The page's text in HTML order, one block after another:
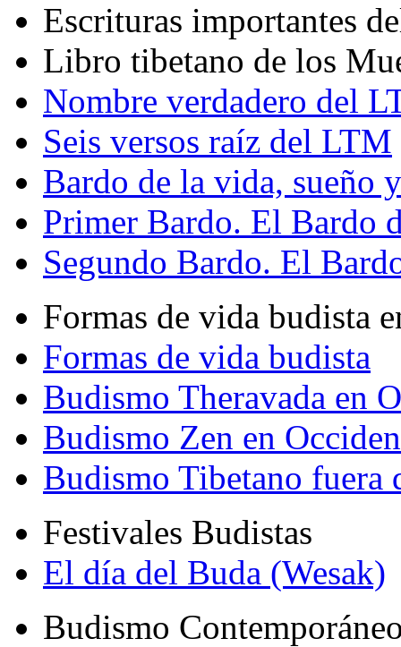
Escrituras importantes
Libro tibetano de los
Nombre verdadero del
Seis versos raíz del LTM
Bardo de la vida, sueño
Primer Bardo. El Bardo
Segundo Bardo. El
Formas de vida budista
Formas de vida budista
Budismo Theravada en
Budismo Zen en
Budismo Tibetano fuera
Festivales Budistas
El día del Buda (Wesak)
Budismo